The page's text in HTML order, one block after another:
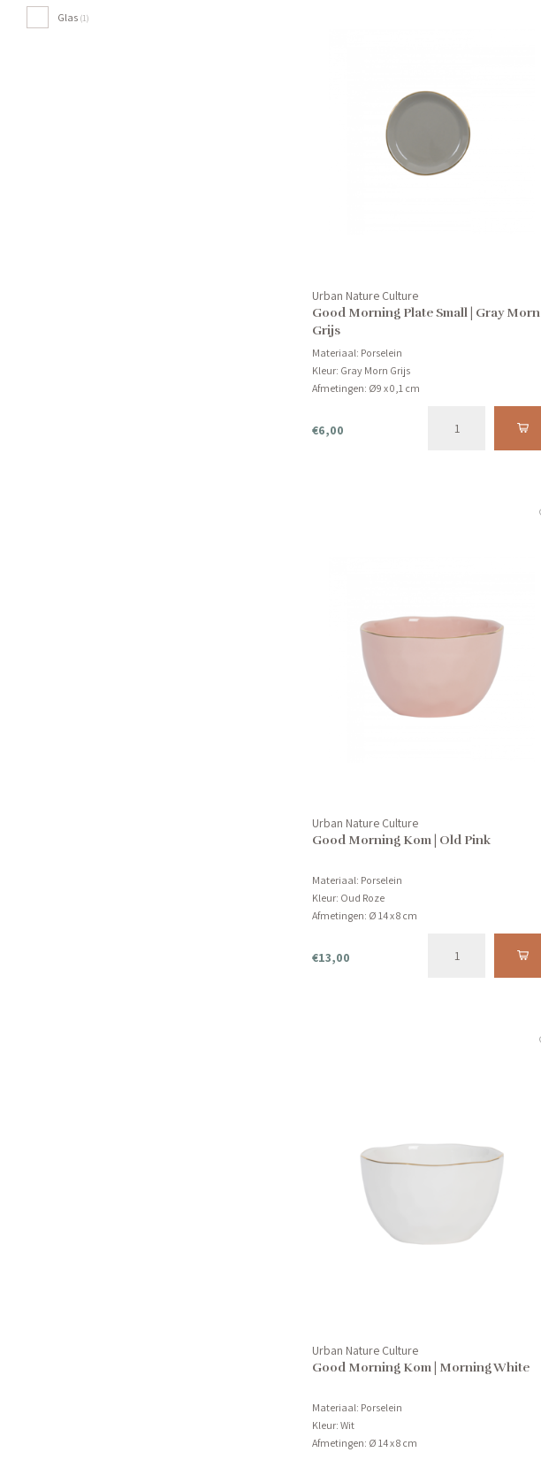
Glas (1)
Urban Nature Culture
Good Morning Plate Small | Gray Morn
Grijs
Materiaal: Porselein
Kleur: Gray Morn Grijs
Afmetingen: Ø9 x 0,1 cm
€6,00
Urban Nature Culture
Good Morning Kom | Old Pink
Materiaal: Porselein
Kleur: Oud Roze
Afmetingen: Ø 14 x 8 cm
€13,00
Urban Nature Culture
Good Morning Kom | Morning White
Materiaal: Porselein
Kleur: Wit
Afmetingen: Ø 14 x 8 cm